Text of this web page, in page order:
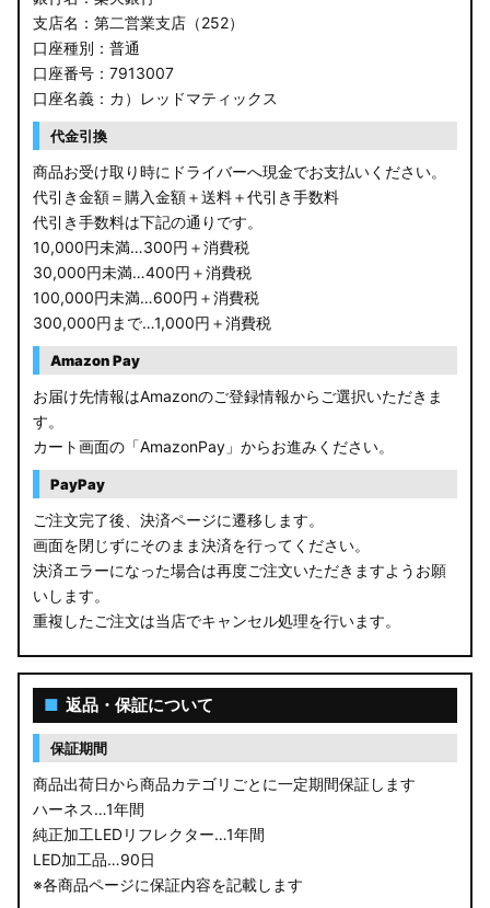
支店名：第二営業支店（252）
口座種別：普通
口座番号：7913007
口座名義：カ）レッドマティックス
代金引換
商品お受け取り時にドライバーへ現金でお支払いください。
代引き金額＝購入金額＋送料＋代引き手数料
代引き手数料は下記の通りです。
10,000円未満…300円＋消費税
30,000円未満…400円＋消費税
100,000円未満…600円＋消費税
300,000円まで…1,000円＋消費税
Amazon Pay
お届け先情報はAmazonのご登録情報からご選択いただきま
す。
カート画面の「AmazonPay」からお進みください。
PayPay
ご注文完了後、決済ページに遷移します。
画面を閉じずにそのまま決済を行ってください。
決済エラーになった場合は再度ご注文いただきますようお願
いします。
重複したご注文は当店でキャンセル処理を行います。
■ 返品・保証について
保証期間
商品出荷日から商品カテゴリごとに一定期間保証します
ハーネス…1年間
純正加工LEDリフレクター…1年間
LED加工品…90日
※各商品ページに保証内容を記載します